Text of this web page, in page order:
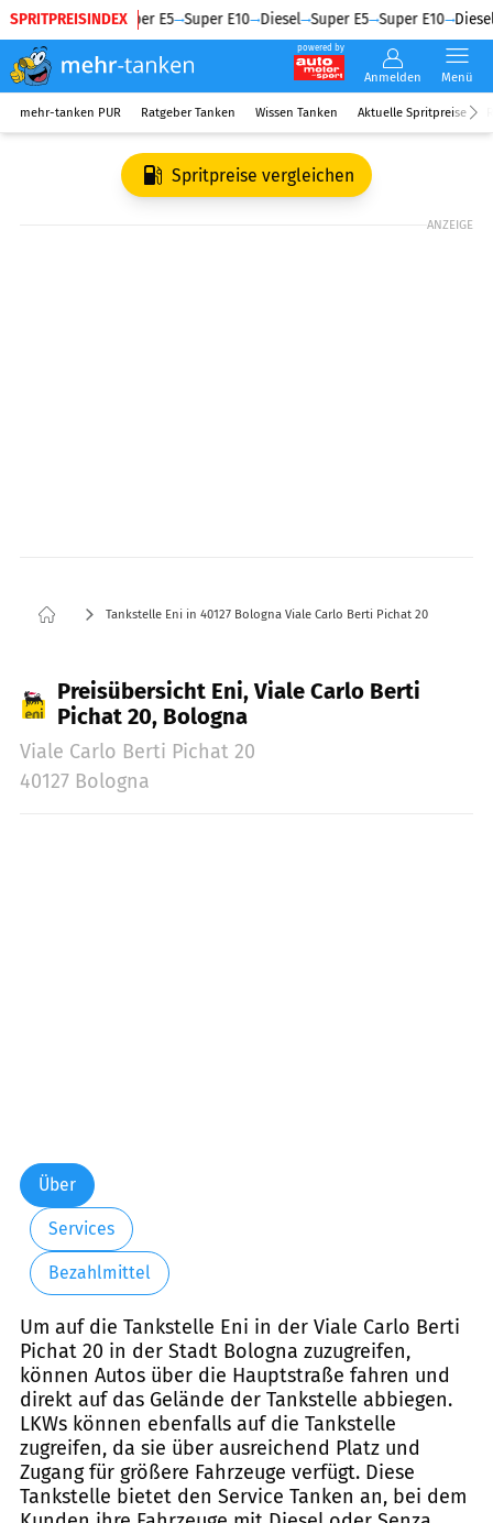
SPRITPREISINDEX
Diesel Super E5 Super E10 Diesel Super E5 Super E10 Diesel
powered by
Anmelden Menü
mehr-tanken PUR Ratgeber Tanken Wissen Tanken Aktuelle Spritpreise
Spritpreise vergleichen
ANZEIGE
Tankstelle Eni in 40127 Bologna Viale Carlo Berti Pichat 20
Preisübersicht Eni, Viale Carlo Berti
Pichat 20, Bologna
Viale Carlo Berti Pichat 20
40127 Bologna
Über
Services
Bezahlmittel
Um auf die Tankstelle Eni in der Viale Carlo Berti
Pichat 20 in der Stadt Bologna zuzugreifen,
können Autos über die Hauptstraße fahren und
direkt auf das Gelände der Tankstelle abbiegen.
LKWs können ebenfalls auf die Tankstelle
zugreifen, da sie über ausreichend Platz und
Zugang für größere Fahrzeuge verfügt. Diese
Tankstelle bietet den Service Tanken an, bei dem